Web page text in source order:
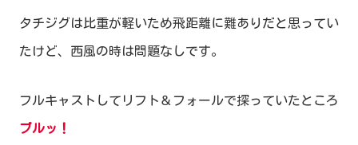
タチジグは比重が軽いため飛距離に難ありだと思ってい
たけど、西風の時は問題なしです。
フルキャストしてリフト＆フォールで探っていたところ
ブルッ！